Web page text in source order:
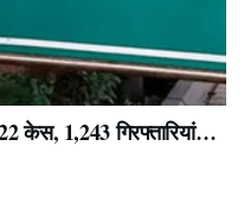
केस, 1,243 गिरफ्तारियां…